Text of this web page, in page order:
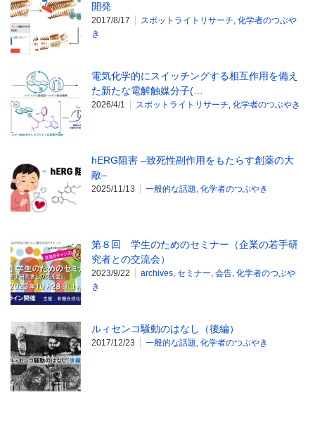
開発
2017/8/17 スポットライトリサーチ, 化学者のつぶや
き
電気化学的にスイッチングする相互作用を備え
た新たな電解触媒分子(…
2026/4/1 スポットライトリサーチ, 化学者のつぶやき
hERG阻害 –致死性副作用をもたらす創薬の大
敵–
2025/11/13 一般的な話題, 化学者のつぶやき
第８回 学生のためのセミナー（企業の若手研
究者との交流会）
2023/9/22 archives, セミナー, 会告, 化学者のつぶや
き
ルィセンコ騒動のはなし（後編）
2017/12/23 一般的な話題, 化学者のつぶやき